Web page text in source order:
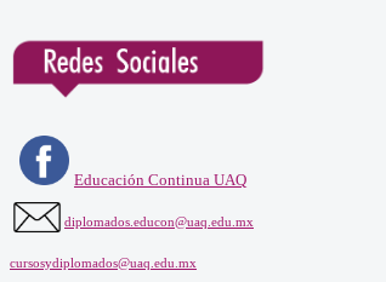
Educación Continua UAQ
diplomados.educon@uaq.edu.mx
cursosydiplomados@uaq.edu.mx